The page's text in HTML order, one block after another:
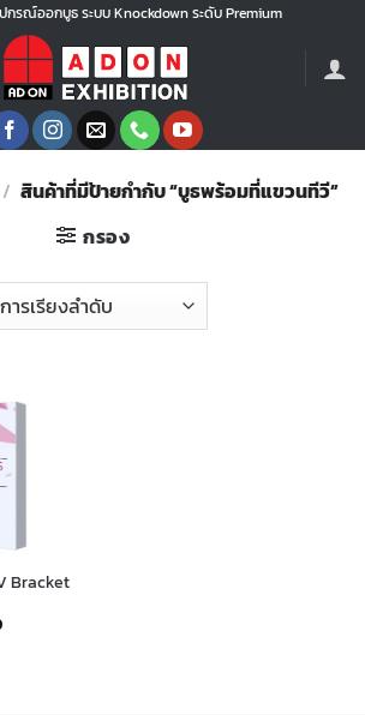
รณ์ออกบูธ ระบบ Knockdown ระดับ Premium
/ สินค้าที่มีป้ายกำกับ “บูธพร้อมที่แขวนทีวี”
กรอง
Bracket